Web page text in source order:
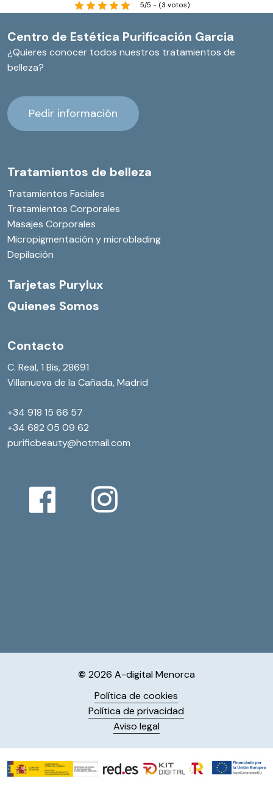
5/5 - (3 votos)
Centro de Estética Purificación Garcia
¿Quieres conocer todos nuestros tratamientos de
belleza?
Pedir información
Tratamientos de belleza
Tratamientos Faciales
Tratamientos Corporales
Masajes Corporales
Micropigmentación y microblading
Depilación
Tarjetas Purylux
Quienes Somos
Contacto
C. Real, 1 Bis, 28691
Villanueva de la Cañada,Madrid
+34 918 15 66 57
+34 682 05 09 62
purificbeauty@hotmail.com
© 2026 A-digital Menorca
Política de cookies
Política de privacidad
Aviso legal